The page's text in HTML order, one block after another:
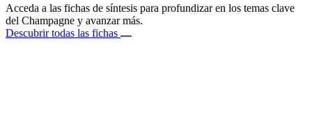
Acceda a las fichas de síntesis para profundizar en los temas clave
del Champagne y avanzar más.
Descubrir todas las fichas